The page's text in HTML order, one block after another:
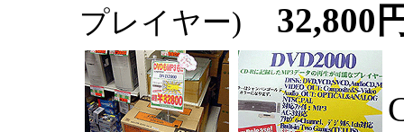
プレイヤー) 32,800